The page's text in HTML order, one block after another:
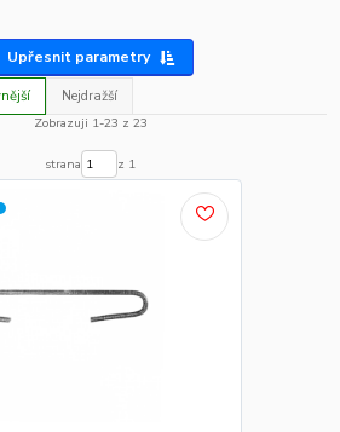
Upřesnit parametry
Nejdražší
Zobrazuji 1-23 z 23
strana z 1